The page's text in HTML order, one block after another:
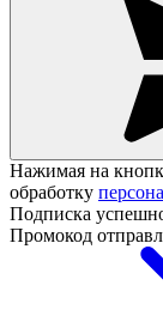
Нажимая на
обработку
Подписка
Промокод